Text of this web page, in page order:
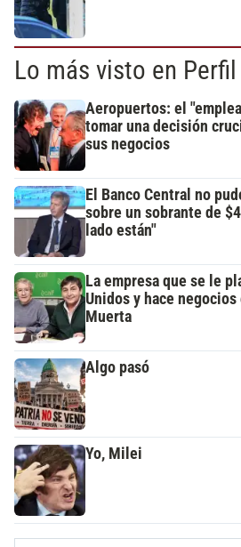
Lo más visto en Perfil
Aeropuertos: el
tomar una decisión
sus negocios
El Banco Central no
sobre un sobrante de
lado están"
La empresa que se le
Unidos y hace negocios
Muerta
Algo pasó
Yo, Milei